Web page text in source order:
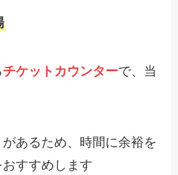
チケットカウンターで、当
あるため、時間に余裕を
すすめします